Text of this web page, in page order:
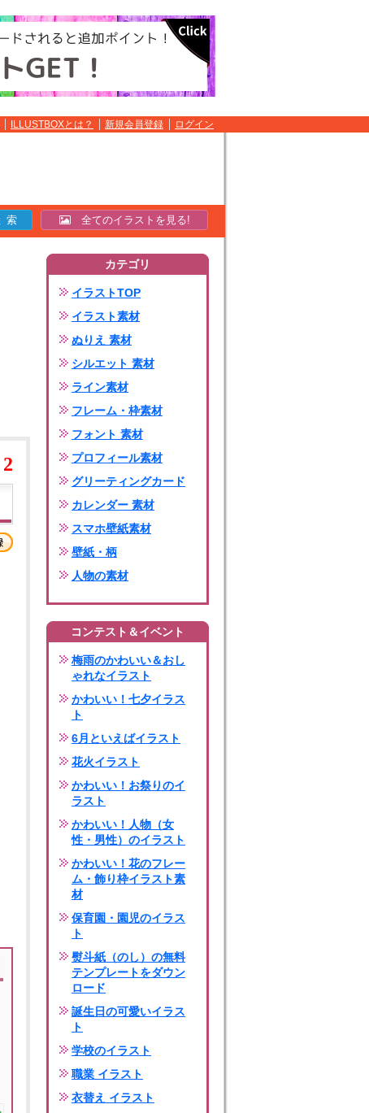
ILLUSTBOXとは？ 新規会員登録 ログイン
全てのイラストを見る!
2
カテゴリ
イラストTOP
イラスト素材
ぬりえ 素材
シルエット 素材
ライン素材
フレーム・枠素材
フォント 素材
プロフィール素材
グリーティングカード
カレンダー 素材
スマホ壁紙素材
壁紙・柄
人物の素材
コンテスト＆イベント
梅雨のかわいい＆おし
ゃれなイラスト
かわいい！七夕イラス
ト
6月といえばイラスト
花火イラスト
かわいい！お祭りのイ
ラスト
かわいい！人物（女
性・男性）のイラスト
かわいい！花のフレー
ム・飾り枠イラスト素
材
保育園・園児のイラス
ト
熨斗紙（のし）の無料
テンプレートをダウン
ロード
誕生日の可愛いイラス
ト
学校のイラスト
職業 イラスト
衣替え イラスト